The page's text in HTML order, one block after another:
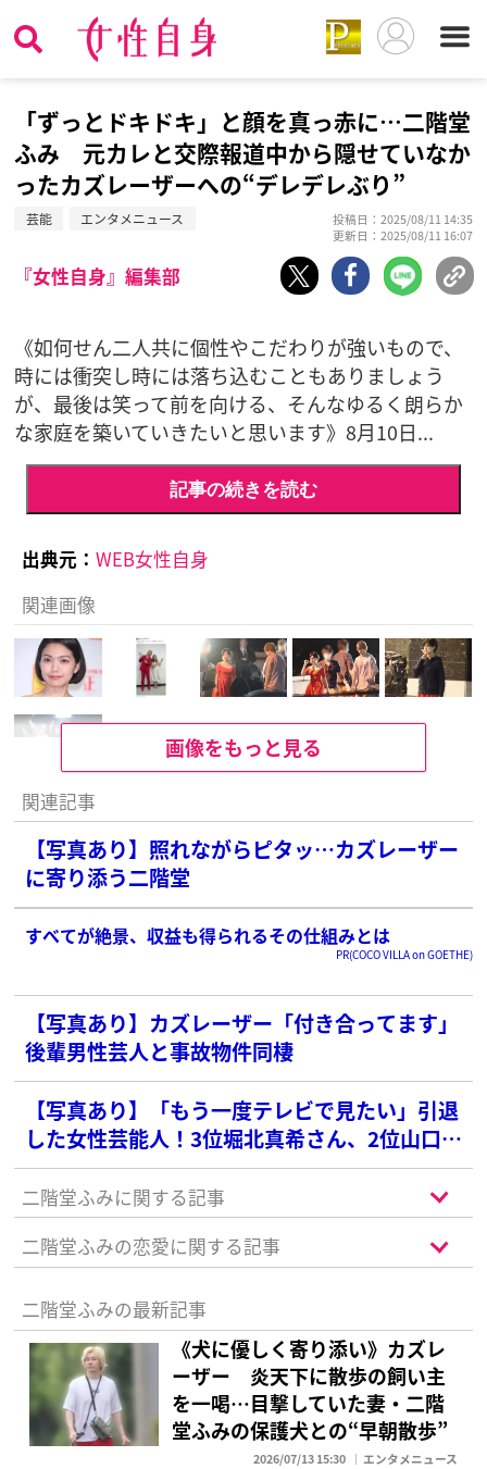
「ずっとドキドキ」と顔を真っ赤に…二階堂
ふみ 元カレと交際報道中から隠せていなか
ったカズレーザーへの“デレデレぶり”
芸能 エンタメニュース
投稿日：2025/08/11 14:35
更新日：2025/08/11 16:07
『女性自身』編集部
《如何せん二人共に個性やこだわりが強いもので、
時には衝突し時には落ち込むこともありましょう
が、最後は笑って前を向ける、そんなゆるく朗らか
な家庭を築いていきたいと思います》8月10日...
記事の続きを読む
出典元： WEB女性自身
関連画像
画像をもっと見る
関連記事
【写真あり】照れながらピタッ…カズレーザー
に寄り添う二階堂
すべてが絶景、収益も得られるその仕組みとは
PR(COCO VILLA on GOETHE)
【写真あり】カズレーザー「付き合ってます」
後輩男性芸人と事故物件同棲
【写真あり】「もう一度テレビで見たい」引退
した女性芸能人！3位堀北真希さん、2位山口百
恵さんを抑えた1位は？
二階堂ふみに関する記事
二階堂ふみの恋愛に関する記事
二階堂ふみの最新記事
《犬に優しく寄り添い》カズレ
ーザー 炎天下に散歩の飼い主
を一喝…目撃していた妻・二階
堂ふみの保護犬との“早朝散歩”
2026/07/13 15:30 エンタメニュース